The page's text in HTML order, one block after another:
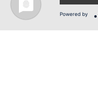
Powered by